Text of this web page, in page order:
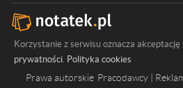
Korzystanie z serwisu oznacza akceptację
prywatności. Polityka cookies
Prawa autorskie Pracodawcy |